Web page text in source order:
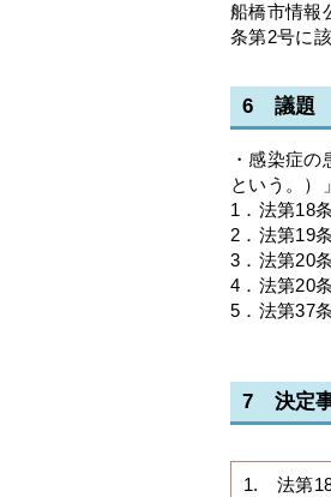
船橋市情報
条第2号に
6 議題
・感染症
という。）
1．法第18
2．法第19
3．法第20
4．法第20
5．法第37
7 決定
1. 法第18